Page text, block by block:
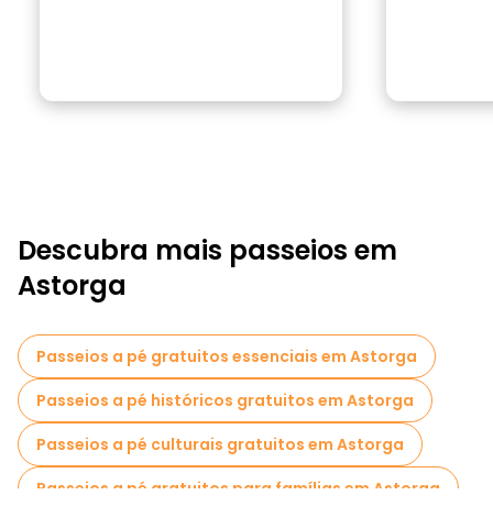
Descubra mais passeios em
Astorga
Passeios a pé gratuitos essenciais em Astorga
Passeios a pé históricos gratuitos em Astorga
Passeios a pé culturais gratuitos em Astorga
Passeios a pé gratuitos para famílias em Astorga